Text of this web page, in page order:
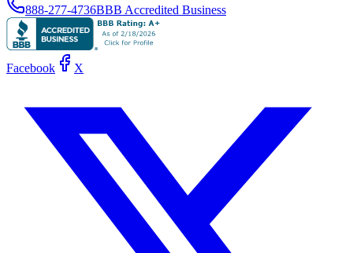
888-277-4736BBB Accredited Business
Facebook X